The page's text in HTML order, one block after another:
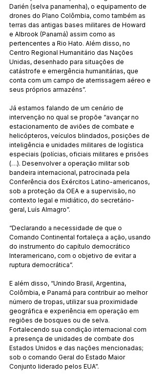
Darién (selva panamenha), o equipamento de
drones do Plano Colômbia, como também as
terras das antigas bases militares de Howard
e Albrook (Panamá) assim como as
pertencentes a Rio Hato. Além disso, no
Centro Regional Humanitário das Nações
Unidas, desenhado para situações de
catástrofe e emergência humanitárias, que
conta com um campo de aterrissagem aéreo e
seus próprios armazéns”.
Já estamos falando de um cenário de
intervenção no qual se propõe “avançar no
estacionamento de aviões de combate e
helicópteros, veículos blindados, posições de
inteligência e unidades militares de logística
especiais (polícias, oficiais militares e prisões
(…). Desenvolver a operação militar sob
bandeira internacional, patrocinada pela
Conferência dos Exércitos Latino-americanos,
sob a proteção da OEA e a supervisão, no
contexto legal e midiático, do secretário-
geral, Luís Almagro”.
“Declarando a necessidade de que o
Comando Continental fortaleça a ação, usando
do instrumento do capítulo democrático
Interamericano, com o objetivo de evitar a
ruptura democrática”.
E além disso, “Unindo Brasil, Argentina,
Colômbia, e Panamá para contribuir ao melhor
número de tropas, utilizar sua proximidade
geográfica e experiência em operação em
regiões de bosques ou de selva.
Fortalecendo sua condição internacional com
a presença de unidades de combate dos
Estados Unidos e das nações mencionadas;
sob o comando Geral do Estado Maior
Conjunto liderado pelos EUA”.